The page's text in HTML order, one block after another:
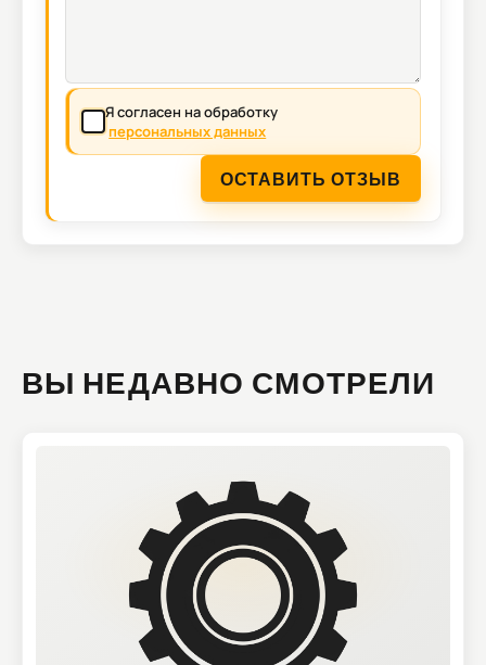
Я согласен на обработку
персональных данных
ОСТАВИТЬ ОТЗЫВ
ВЫ НЕДАВНО СМОТРЕЛИ